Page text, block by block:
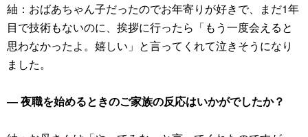
紬：おばあちゃん子だったのでお年寄りが好きで、まだ1年
目で技術もないのに、挨拶に行ったら「もう一度会えると
思わなかったよ。嬉しい」と言ってくれて泣きそうになり
ました。
― 夜職を始めるときのご家族の反応はいかがでしたか？